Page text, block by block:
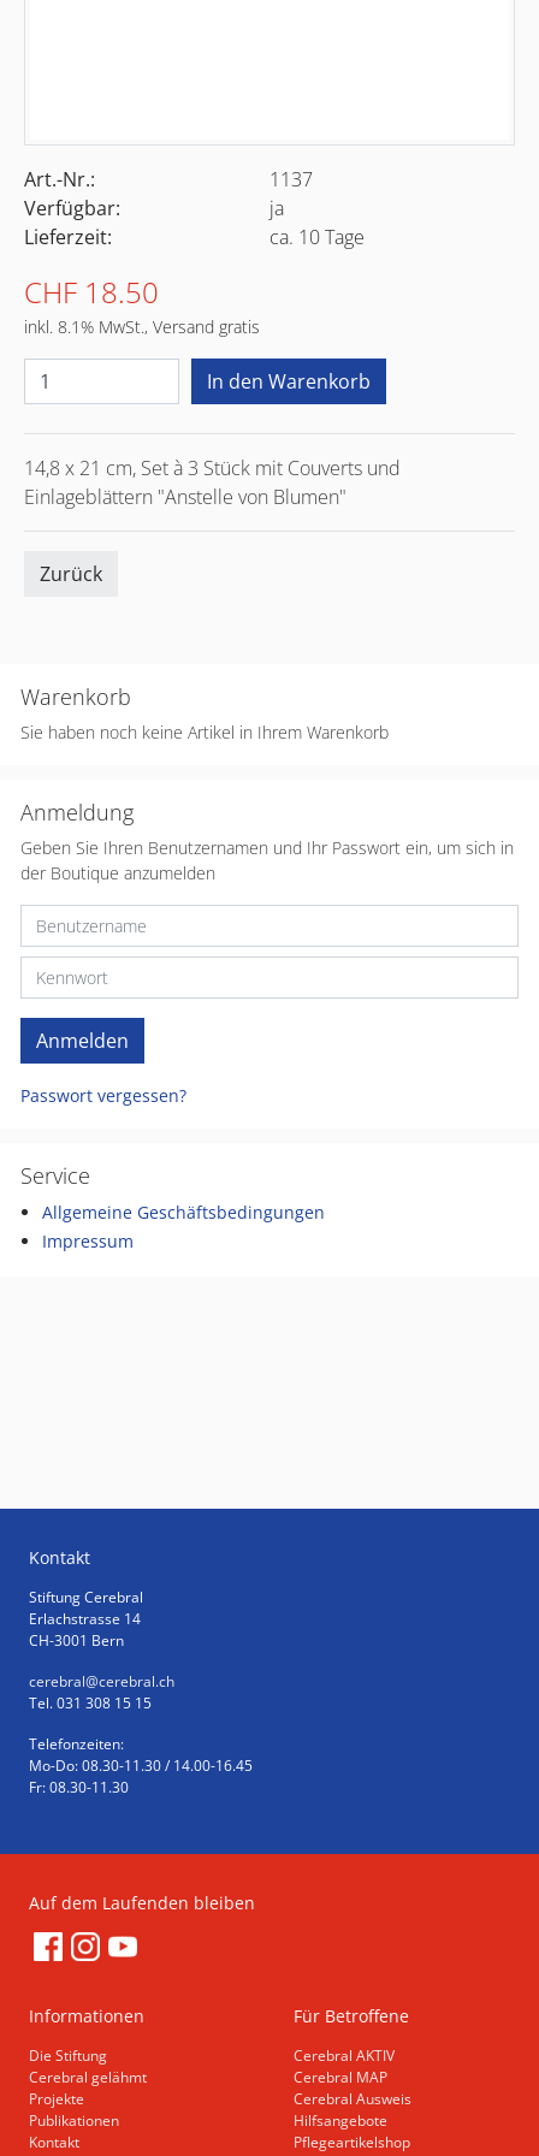
Warenkorb
Sie haben noch keine Artikel in Ihrem Warenkorb
Anmeldung
Geben Sie Ihren Benutzernamen und Ihr Passwort ein, um sich in
der Boutique anzumelden
Passwort vergessen?
Service
Allgemeine Geschäftsbedingungen
Impressum
Art.-Nr.:
1137
Verfügbar:
ja
Lieferzeit:
ca. 10 Tage
CHF 18.50
inkl. 8.1% MwSt., Versand gratis
14,8 x 21 cm, Set à 3 Stück mit Couverts und
Einlageblättern "Anstelle von Blumen"
Zurück
Kontakt
Stiftung Cerebral
Erlachstrasse 14
CH-3001 Bern
cerebral@cerebral.ch
Tel. 031 308 15 15
Telefonzeiten:
Mo-Do: 08.30-11.30 / 14.00-16.45
Fr: 08.30-11.30
Auf dem Laufenden bleiben
Informationen
Die Stiftung
Cerebral gelähmt
Projekte
Publikationen
Kontakt
Für Betroffene
Cerebral AKTIV
Cerebral MAP
Cerebral Ausweis
Hilfsangebote
Pflegeartikelshop